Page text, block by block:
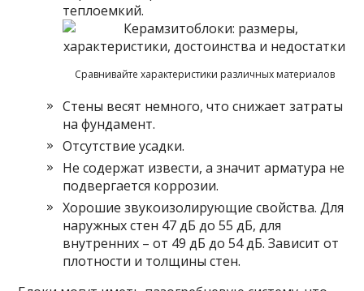
теплоемкий.
Сравнивайте характеристики различных материалов
Стены весят немного, что снижает затраты
на фундамент.
Отсутствие усадки.
Не содержат извести, а значит арматура не
подвергается коррозии.
Хорошие звукоизолирующие свойства. Для
наружных стен 47 дБ до 55 дБ, для
внутренних – от 49 дБ до 54 дБ. Зависит от
плотности и толщины стен.